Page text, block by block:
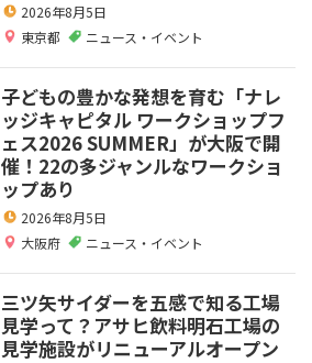
2026年8月5日
東京都
ニュース・イベント
子どもの豊かな発想を育む「ナレ
ッジキャピタル ワークショップフ
ェス2026 SUMMER」が大阪で開
催！22の多ジャンルなワークショ
ップあり
2026年8月5日
大阪府
ニュース・イベント
三ツ矢サイダーを五感で知る工場
見学って？アサヒ飲料明石工場の
見学施設がリニューアルオープン